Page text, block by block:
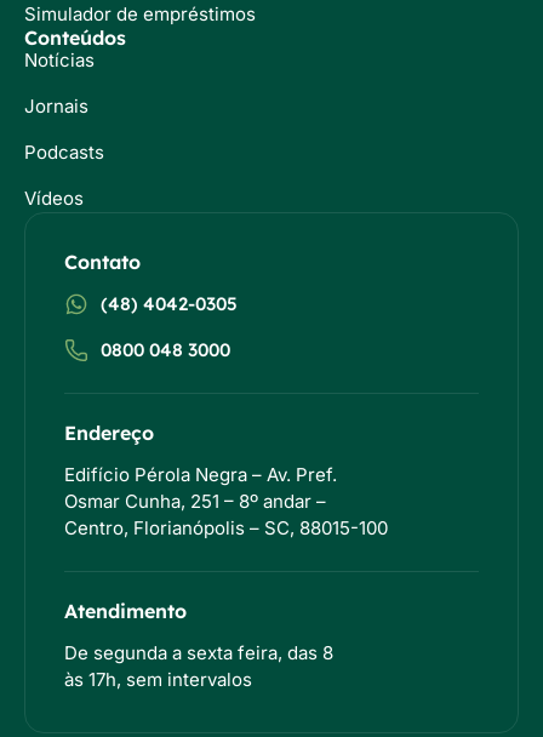
Simulador de empréstimos
Conteúdos
Notícias
Jornais
Podcasts
Vídeos
Contato
(48) 4042-0305
0800 048 3000
Endereço
Edifício Pérola Negra – Av. Pref.
Osmar Cunha, 251 – 8º andar –
Centro, Florianópolis – SC, 88015-100
Atendimento
De segunda a sexta feira, das 8
às 17h, sem intervalos